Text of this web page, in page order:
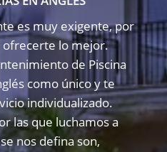
es muy exigente, por
lo mejor.
de Piscina
como único y te
individualizado.
las que luchamos a
nos defina son,